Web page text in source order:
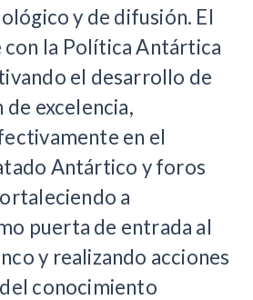
y de difusión. El
con la Política Antártica
el desarrollo de
excelencia,
en el
Antártico y foros
a
puerta de entrada al
y realizando acciones
conocimiento